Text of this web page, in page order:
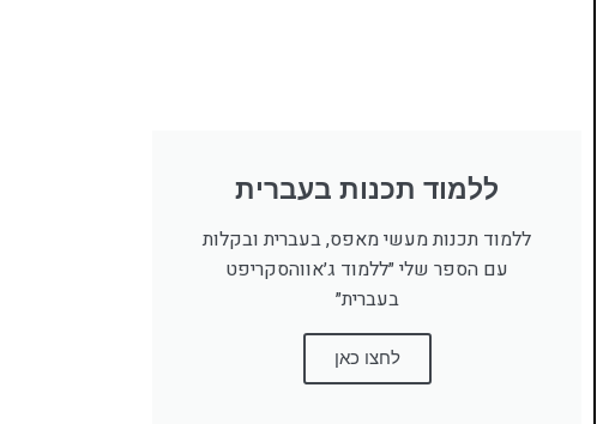
ללמוד תכנות בעברית
ללמוד תכנות מעשי מאפס, בעברית ובקלות
עם הספר שלי ״ללמוד ג׳אווהסקריפט
בעברית״
לחצו כאן